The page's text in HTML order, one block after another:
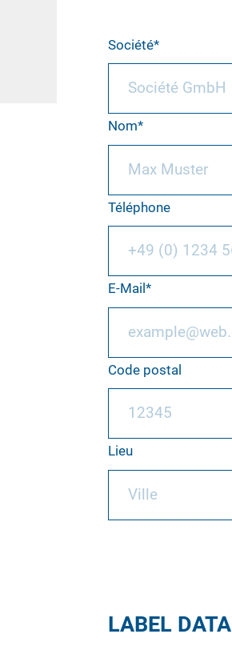
Société
Nom
Téléphone
E-Mail
Code postal
Lieu
LABEL DATA